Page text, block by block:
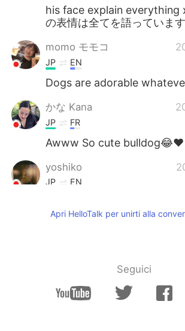
his face explain everything
の表情は全てを語っていま
momo モモコ
JP EN
Dogs are adorable
かな Kana
JP FR
Awww So cute bulldog😂❤️
yoshiko
JP EN
Apri HelloTalk per unirti alla
Seguici